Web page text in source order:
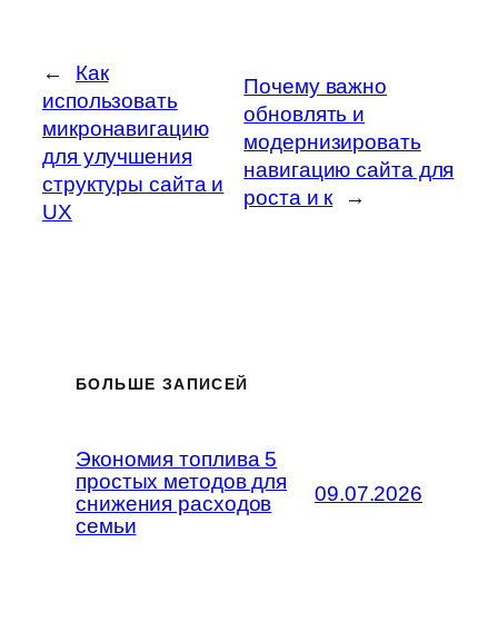
←
Как
использовать
микронавигацию
для улучшения
структуры сайта и
UX
Почему важно
обновлять и
модернизировать
навигацию сайта для
роста и к
→
БОЛЬШЕ ЗАПИСЕЙ
Экономия топлива 5
простых методов для
снижения расходов
семьи
09.07.2026